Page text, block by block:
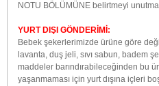
NOTU BÖLÜMÜNE belirtmeyi
YURT DIŞI GÖNDERİMİ:
Bebek şekerlerimizde ürüne göre
lavanta, duş jeli, sıvı sabun, badem
maddeler barındırabileceğinden bu
yaşanmaması için yurt dışına içleri